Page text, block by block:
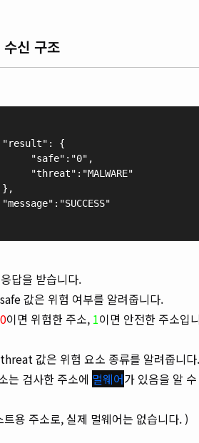
신 구조
{
답을 받습니다.
값은 위험 여부를 알려줍니다.
0이면 위험한 주소, 1이면 안전한 주소입
값은 위험 요소 종류를 알려줍니다.
는 검사한 주소에 멀웨어가 있음을 알
트용 주소로, 실제 멀웨어는 없습니다. )